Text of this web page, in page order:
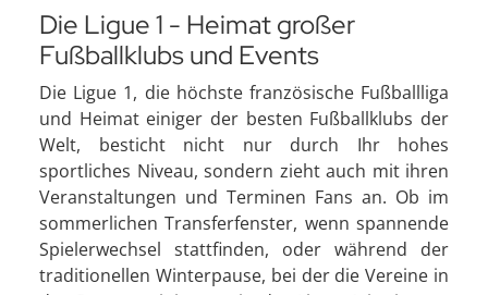
Die Ligue 1 - Heimat großer
Fußballklubs und Events
Die Ligue 1, die höchste französische Fußballliga
und Heimat einiger der besten Fußballklubs der
Welt, besticht nicht nur durch Ihr hohes
sportliches Niveau, sondern zieht auch mit ihren
Veranstaltungen und Terminen Fans an. Ob im
sommerlichen Transferfenster, wenn spannende
Spielerwechsel stattfinden, oder während der
traditionellen Winterpause, bei der die Vereine in